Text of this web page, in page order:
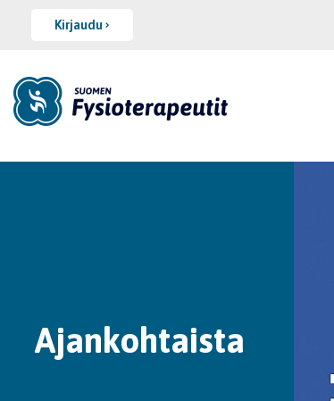
Kirjaudu
Ajankohtaista